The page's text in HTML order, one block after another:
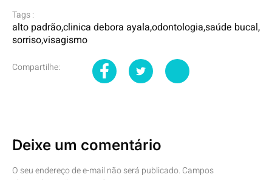
Tags :
alto padrão,clinica debora ayala,odontologia,saúde bucal,
sorriso,visagismo
Compartilhe:
Deixe um comentário
O seu endereço de e-mail não será publicado. Campos